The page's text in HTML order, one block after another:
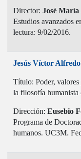
Director: José María
Estudios avanzados
lectura: 9/02/2016.
Jesús Víctor
Título: Poder, valores
la filosofía
Dirección: Eusebio
Programa de
humanos. UC3M.